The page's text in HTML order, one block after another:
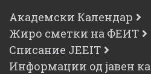
Академски Календар
Жиро сметки на ФЕИТ
Списание JEEIT
Информации од јавен